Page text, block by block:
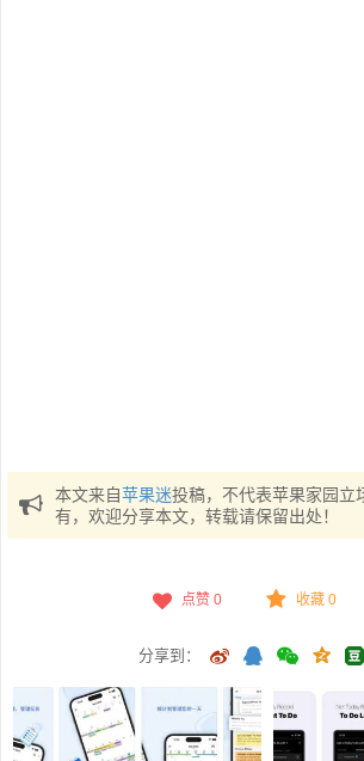
本文来自苹果迷投稿，不代表苹果家园立
有，欢迎分享本文，转载请保留出处！
点赞 0 收藏 0
分享到：